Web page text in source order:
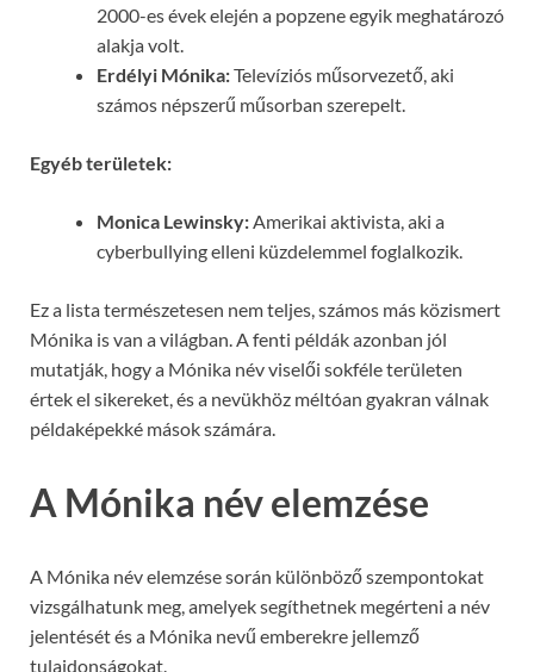
2000-es évek elején a popzene egyik meghatározó
alakja volt.
Erdélyi Mónika:Televíziós műsorvezető, aki
számos népszerű műsorban szerepelt.
Egyéb területek:
Monica Lewinsky:Amerikai aktivista, aki a
cyberbullying elleni küzdelemmel foglalkozik.
Ez a lista természetesen nem teljes, számos más közismert
Mónika is van a világban. A fenti példák azonban jól
mutatják, hogy a Mónika név viselői sokféle területen
értek el sikereket, és a nevükhöz méltóan gyakran válnak
példaképekké mások számára.
A Mónika név elemzése
A Mónika név elemzése során különböző szempontokat
vizsgálhatunk meg, amelyek segíthetnek megérteni a név
jelentését és a Mónika nevű emberekre jellemző
tulajdonságokat.